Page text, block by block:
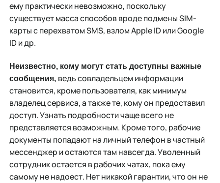
ему практически невозможно, поскольку
существует масса способов вроде подмены SIM-
карты с перехватом SMS, взлом Apple ID или Google
ID и др.
Неизвестно, кому могут стать доступны важные
сообщения, ведь совладельцем информации
становится, кроме пользователя, как минимум
владелец сервиса, а также те, кому он предоставил
доступ. Узнать подробности чаще всего не
представляется возможным. Кроме того, рабочие
документы попадают на личный телефон в частный
мессенджер и остаются там навсегда. Уволенный
сотрудник остается в рабочих чатах, пока ему
самому не надоест. Нет никакой гарантии, что он не